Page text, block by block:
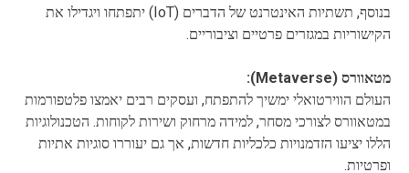
בנוסף, תשתיות האינטרנט של הדברים (IoT) יתפתחו ויגדילו את
הקישוריות במגזרים פרטיים וציבוריים.
מטאוורס (Metaverse):
העולם הווירטואלי ימשיך להתפתח, ועסקים רבים יאמצו פלטפורמות
במטאוורס לצורכי מסחר, למידה מרחוק ושירות לקוחות. הטכנולוגיות
הללו יציעו הזדמנויות כלכליות חדשות, אך גם יעוררו סוגיות אתיות
ופרטיות.